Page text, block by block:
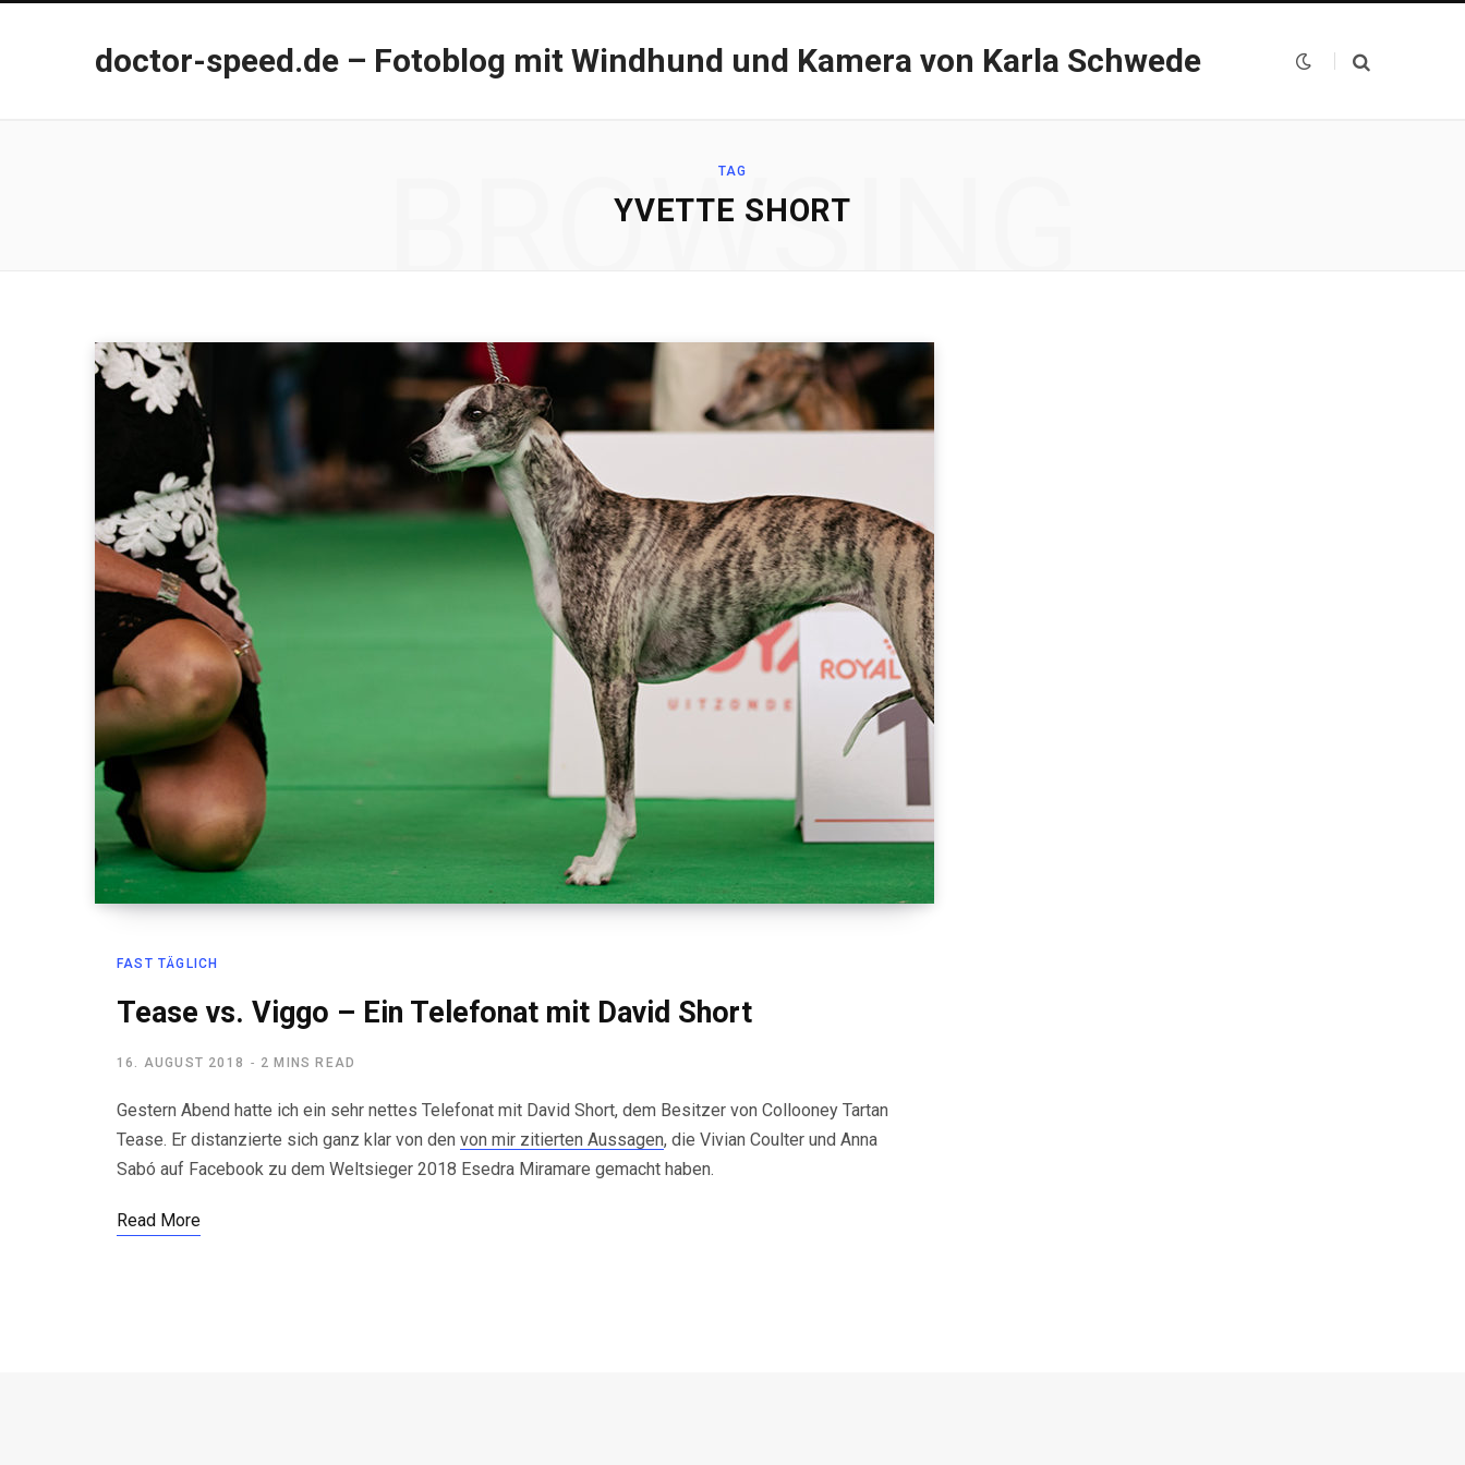
doctor-speed.de – Fotoblog mit Windhund und Kamera von Karla Schwede
TAG
YVETTE SHORT
BROWSING
FAST TÄGLICH
Tease vs. Viggo – Ein Telefonat mit David Short
16. AUGUST 2018 2 MINS READ
Gestern Abend hatte ich ein sehr nettes Telefonat mit David Short, dem Besitzer von Collooney Tartan
Tease. Er distanzierte sich ganz klar von den von mir zitierten Aussagen, die Vivian Coulter und Anna
Sabó auf Facebook zu dem Weltsieger 2018 Esedra Miramare gemacht haben.
Read More